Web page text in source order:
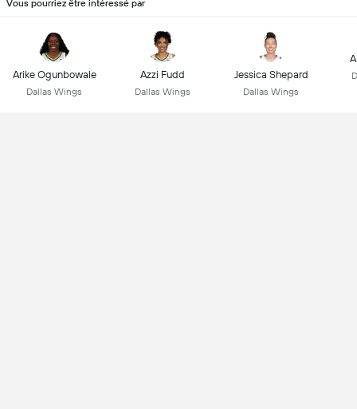
Vous pourriez être intéressé par
Arike Ogunbowale
Dallas Wings
Azzi Fudd
Dallas Wings
Jessica Shepard
Dallas Wings